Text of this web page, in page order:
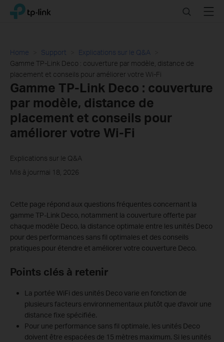
Click
navigation
TP-Link, Reliably Smart SearchMenu
Home Support
Explications sur le Q&A
Gamme TP-Link Deco : couverture par modèle, distance de
placement et conseils pour améliorer votre Wi-Fi
Gamme TP-Link Deco : couverture
par modèle, distance de
placement et conseils pour
améliorer votre Wi-Fi
Explications sur le Q&A
Mis à jourmai 18, 2026
Cette page répond aux questions fréquentes concernant la
gamme TP-Link Deco, notamment la couverture offerte par
chaque modèle Deco, la distance optimale entre les unités Deco
pour des performances sans fil optimales et des conseils
pratiques pour étendre et améliorer votre couverture Deco.
Points clés à retenir
La portée WiFi des unités Deco varie en fonction de
plusieurs facteurs environnementaux plutôt que d'avoir une
distance fixe spécifiée.
Pour une performance sans fil optimale, les unités Deco
doivent être espacées de 15 mètres maximum. Si les unités